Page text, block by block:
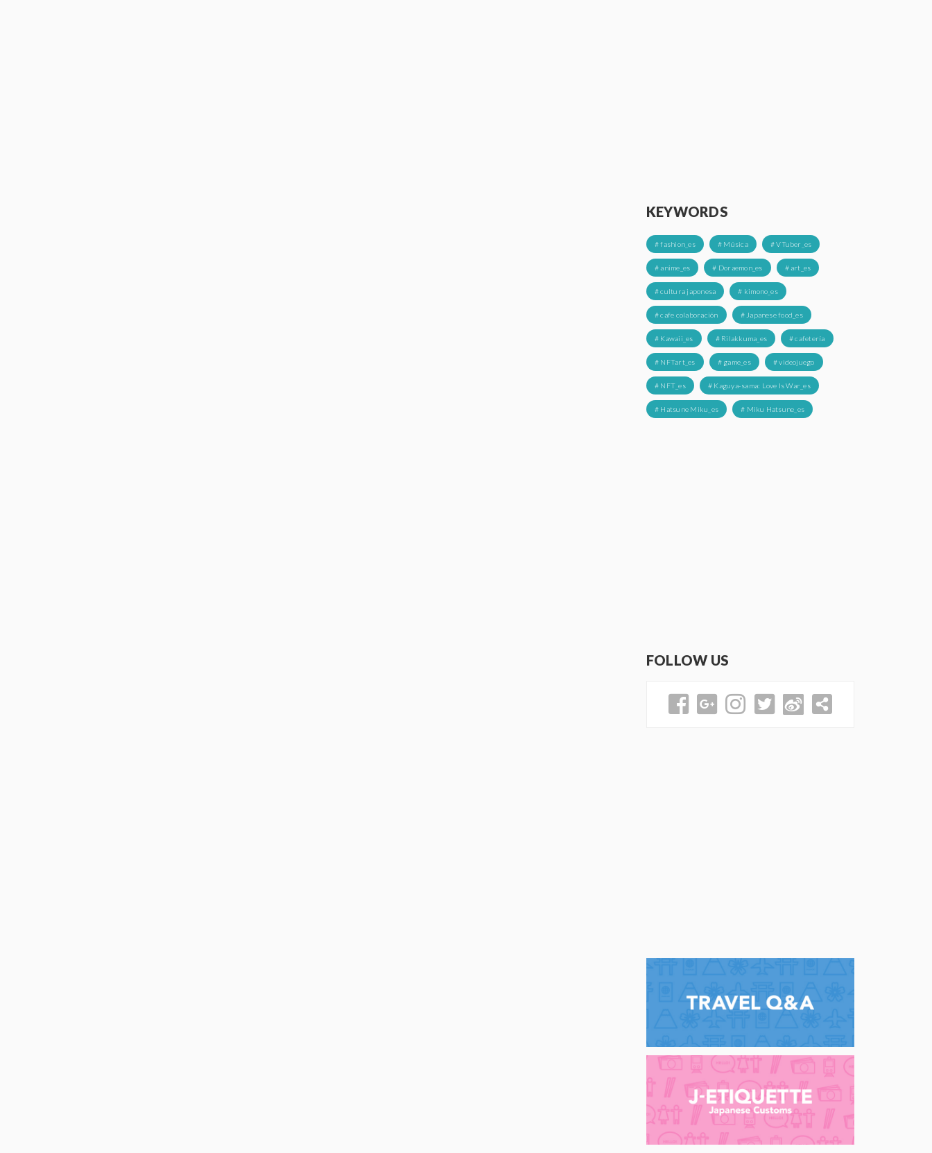
KEYWORDS
# fashion_es # Música # VTuber_es
# anime_es # Doraemon_es # art_es
# cultura japonesa # kimono_es
# cafe colaboración # Japanese food_es
# Kawaii_es # Rilakkuma_es # cafetería
# NFTart_es # game_es # videojuego
# NFT_es # Kaguya-sama: Love Is War_es
# Hatsune Miku_es # Miku Hatsune_es
FOLLOW US